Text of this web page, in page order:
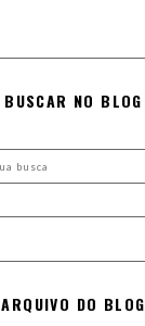
BUSCAR NO BLOG
ARQUIVO DO BLOG